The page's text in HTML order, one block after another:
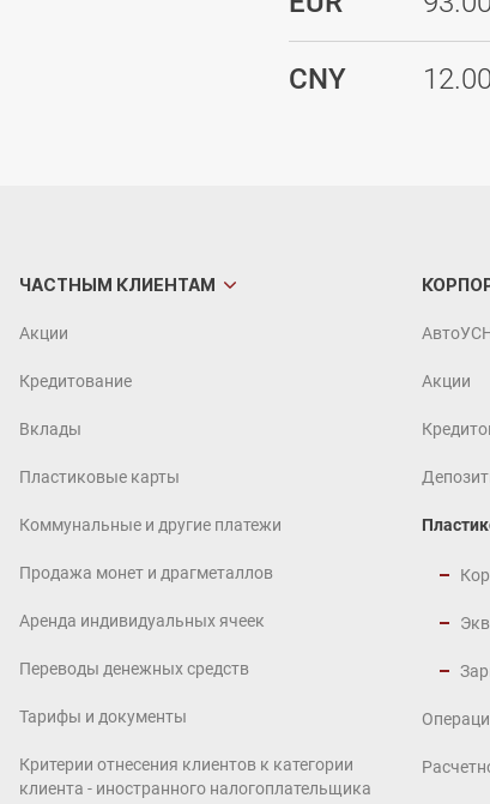
CNY 12.00
ЧАСТНЫМ КЛИЕНТАМ
Акции
Кредитование
Вклады
Пластиковые карты
Коммунальные и другие платежи
Продажа монет и драгметаллов
Аренда индивидуальных ячеек
Переводы денежных средств
Тарифы и документы
Критерии отнесения клиентов к категории
клиента - иностранного налогоплательщика
Акции